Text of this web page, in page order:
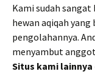
Kami sudah
hewan aqiqah yang
pengolahannya.
menyambut
Situs kami lainnya